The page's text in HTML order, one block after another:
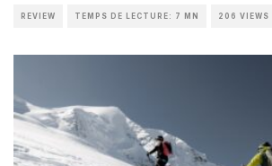
REVIEW TEMPS DE LECTURE: 7 MN 206 VIEWS